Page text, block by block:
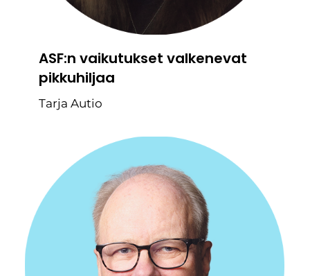
ASF:n vaikutukset valkenevat
pikkuhiljaa
Tarja Autio